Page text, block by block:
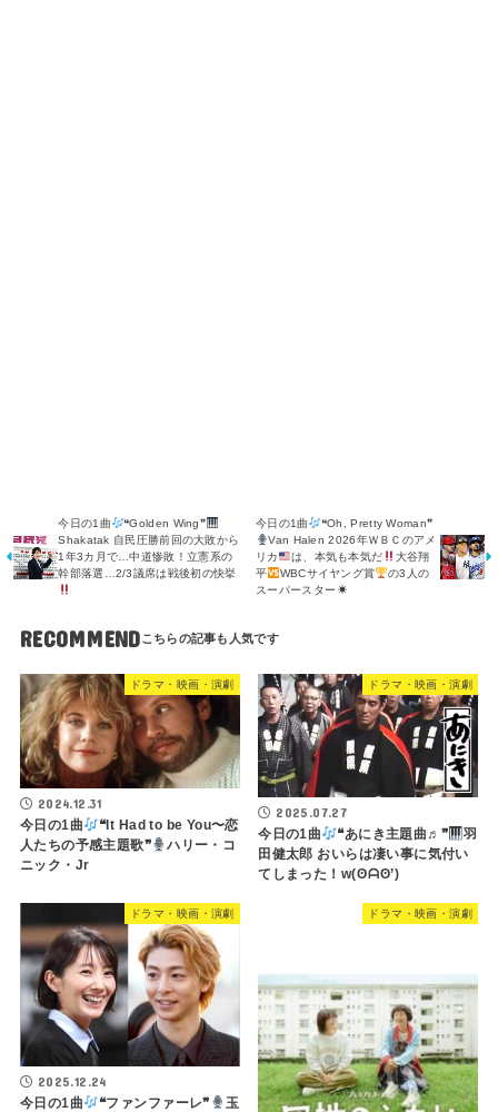
今日の1曲
❝Golden Wing❞
Shakatak 自民圧勝前回の大敗から
1年3カ月で…中道惨敗！立憲系の
幹部落選…2/3議席は戦後初の快挙
今日の1曲
❝Oh, Pretty Woman❞
Van Halen 2026年ＷＢＣのアメ
リカ
は、本気も本気だ
大谷翔
平
WBCサイヤング賞
の3人の
スーパースター
RECOMMEND
ドラマ・映画・演劇
2024.12.31
今日の1曲
❝It Had to be You〜恋
人たちの予感主題歌❞
ハリー・コ
ニック・Jr
ドラマ・映画・演劇
2025.07.27
今日の1曲 ❝あにき主題曲♬❞
羽
田健太郎 おいらは凄い事に気付い
てしまった！w(⁠ʘ⁠ᗩ⁠ʘ⁠’⁠)
ドラマ・映画・演劇
2025.12.24
今日の1曲 ❝ファンファーレ❞
玉
ドラマ・映画・演劇